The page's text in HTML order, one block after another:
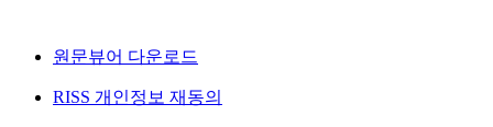
원문뷰어 다운로드
RISS 개인정보 재동의